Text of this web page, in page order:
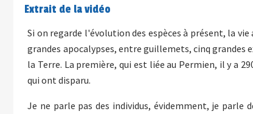
Extrait de la vidéo
Si on regarde l'évolution des espèces à présent, la
grandes apocalypses, entre guillemets, cinq
la Terre. La première, qui est liée au Permien, il y a
qui ont disparu.
Je ne parle pas des individus, évidemment, je parle